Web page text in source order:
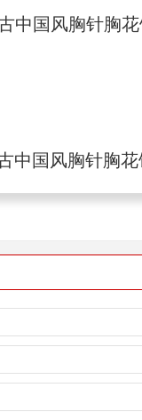
中国风胸针胸